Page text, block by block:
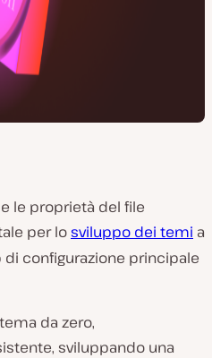
le proprietà del file
per losviluppo dei temi a
di configurazione principale
da zero,
sviluppando una